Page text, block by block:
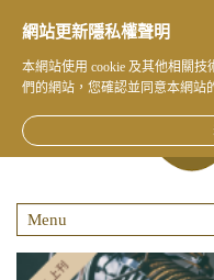
網站更新隱私權聲明
本網站使用 cookie 及其他相關
們的網站，您確認並同意本網站